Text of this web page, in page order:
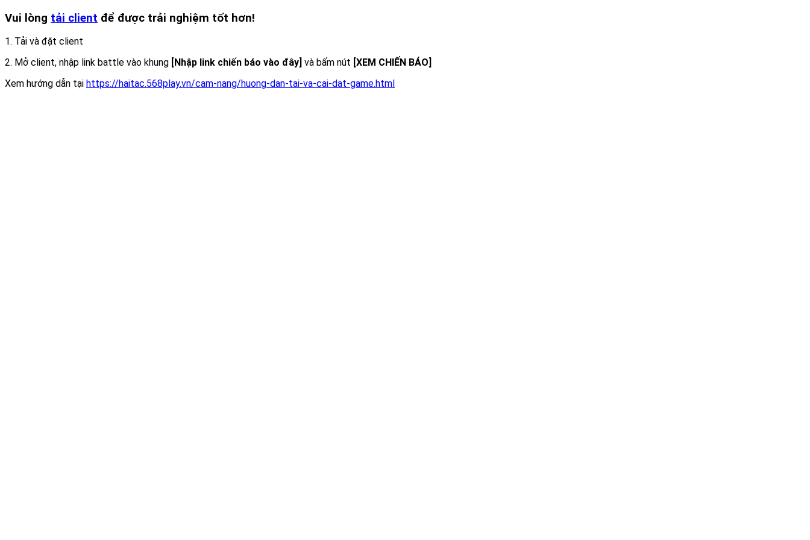
Vui lòng tải client để được trải nghiệm tốt hơn!
1. Tải và đặt client
2. Mở client, nhập link battle vào khung
[Nhập link chiến báo vào đây] và bấm nút [XEM CHIẾN BÁO]
Xem hướng dẫn tại https://haitac.568play.vn/cam-nang/huong-dan-tai-va-cai-dat-game.html